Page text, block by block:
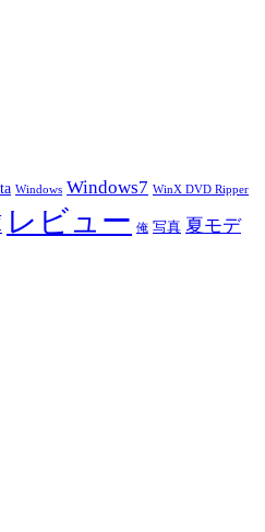
Windows Windows7 WinX DVD Ripper
レビュー 俺 写真 夏モデ